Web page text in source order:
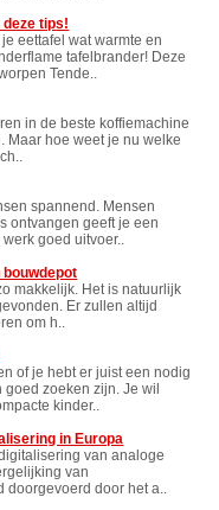
tips!
eettafel wat warmte en
tafelbrander! Deze
Tende..
in de beste koffiemachine
Maar hoe weet je nu welke
spannend. Mensen
ontvangen geeft je een
goed uitvoer..
makkelijk. Het is natuurlijk
Er zullen altijd
om h..
of je hebt er juist een nodig
goed zoeken zijn. Je wil
kinder..
in Europa
van analoge
van
doorgevoerd door het a..